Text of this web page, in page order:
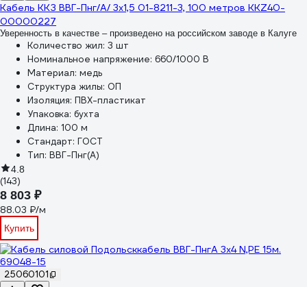
Кабель ККЗ ВВГ-Пнг/А/ 3x1,5 01-8211-3, 100 метров KKZ40-
00000227
Уверенность в качестве – произведено на российском заводе в Калуге
Количество жил: 3 шт
Номинальное напряжение: 660/1000 В
Материал: медь
Структура жилы: ОП
Изоляция: ПВХ-пластикат
Упаковка: бухта
Длина: 100 м
Стандарт: ГОСТ
Тип: ВВГ-Пнг(А)
4.8
(143)
8 803 ₽
88.03 ₽/м
Купить
25060101